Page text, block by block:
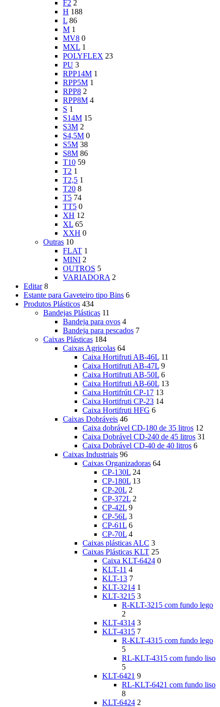
F2 2
H 188
L 86
M 1
MV8 0
MXL 1
POLYFLEX 23
PU 3
RPP14M 1
RPP5M 1
RPP8 2
RPP8M 4
S 1
S14M 15
S3M 2
S4,5M 0
S5M 38
S8M 86
T10 59
T2 1
T2,5 1
T20 8
T5 74
TT5 0
XH 12
XL 65
XXH 0
Outras 10
FLAT 1
MINI 2
OUTROS 5
VARIADORA 2
Editar 8
Estante para Gaveteiro tipo Bins 6
Produtos Plásticos 434
Bandejas Plásticas 11
Bandeja para ovos 4
Bandeja para pescados 7
Caixas Plásticas 184
Caixas Agricolas 64
Caixa Hortifruti AB-46L 11
Caixa Hortifruti AB-47L 9
Caixa Hortifruti AB-50L 6
Caixa Hortifruti AB-60L 13
Caixa Hortifrúti CP-17 13
Caixa Hortifruti CP-23 14
Caixa Hortifruti HFG 6
Caixas Dobráveis 46
Caixa dobrável CD-180 de 35 litros 12
Caixa Dobrável CD-240 de 45 litros 31
Caixa Dobrável CD-40 de 40 litros 6
Caixas Industriais 96
Caixas Organizadoras 64
CP-130L 24
CP-180L 13
CP-20L 2
CP-372L 2
CP-42L 9
CP-56L 3
CP-61L 6
CP-70L 4
Caixas plásticas ALC 3
Caixas Plásticas KLT 25
Caixa KLT-6424 0
KLT-11 4
KLT-13 7
KLT-3214 1
KLT-3215 3
R-KLT-3215 com fundo lego
2
KLT-4314 3
KLT-4315 7
R-KLT-4315 com fundo lego
5
RL-KLT-4315 com fundo liso
5
KLT-6421 9
RL-KLT-6421 com fundo liso
8
KLT-6424 2